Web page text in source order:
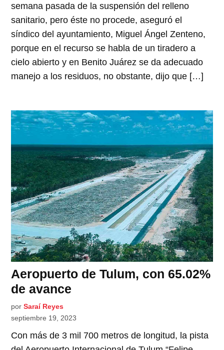
semana pasada de la suspensión del relleno
sanitario, pero éste no procede, aseguró el
síndico del ayuntamiento, Miguel Ángel Zenteno,
porque en el recurso se habla de un tiradero a
cielo abierto y en Benito Juárez se da adecuado
manejo a los residuos, no obstante, dijo que […]
Aeropuerto de Tulum, con 65.02%
de avance
por Saraí Reyes
septiembre 19, 2023
Con más de 3 mil 700 metros de longitud, la pista